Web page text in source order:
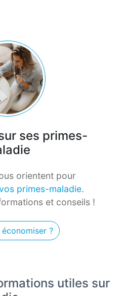
ses primes-
orientent pour
primes-maladie.
et conseils !
?
utiles sur